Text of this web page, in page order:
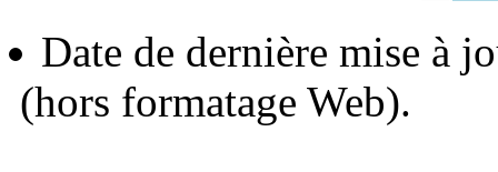
Date de dernière mise à
(hors formatage Web).